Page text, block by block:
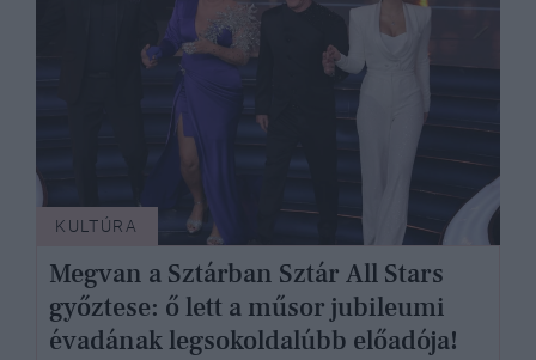
KULTÚRA
Megvan a Sztárban Sztár All Stars
győztese: ő lett a műsor jubileumi
évadának legsokoldalúbb előadója!